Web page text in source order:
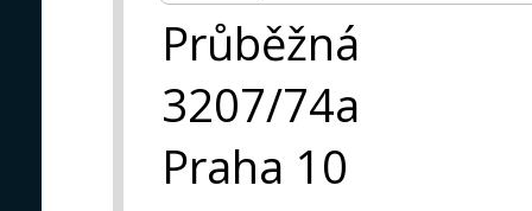
Průběžná
3207/74a
Praha 10